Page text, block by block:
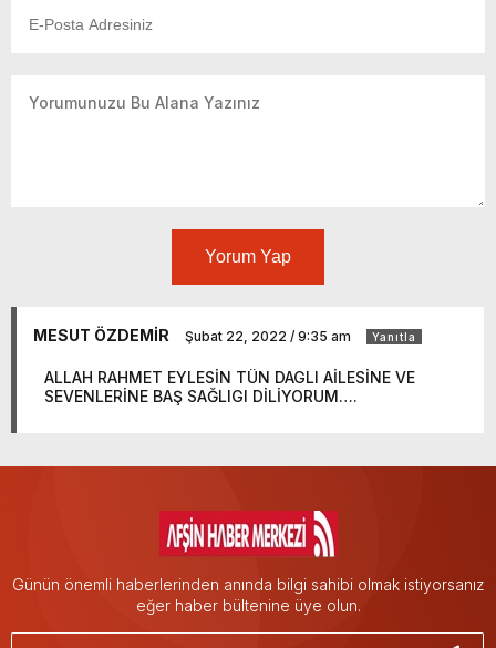
Yorum Yap
MESUT ÖZDEMİR Şubat 22, 2022 / 9:35 am Yanıtla
ALLAH RAHMET EYLESİN TÜN DAGLI AİLESİNE VE
SEVENLERİNE BAŞ SAĞLIGI DİLİYORUM….
Günün önemli haberlerinden anında bilgi sahibi olmak istiyorsanız
eğer haber bültenine üye olun.